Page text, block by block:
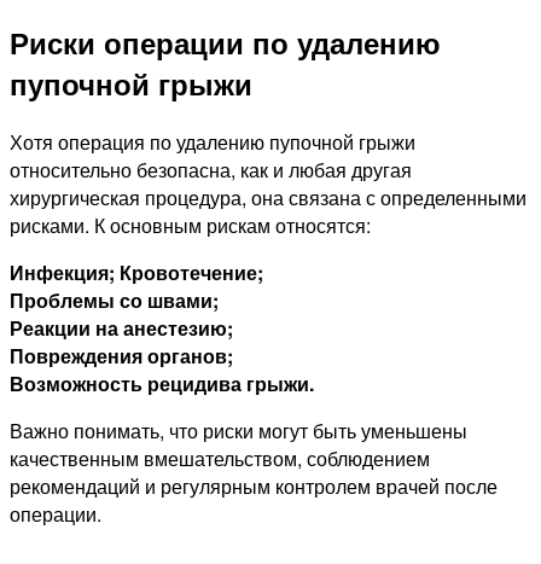
Риски операции по удалению
пупочной грыжи
Хотя операция по удалению пупочной грыжи
относительно безопасна, как и любая другая
хирургическая процедура, она связана с определенными
рисками. К основным рискам относятся:
Инфекция; Кровотечение;
Проблемы со швами;
Реакции на анестезию;
Повреждения органов;
Возможность рецидива грыжи.
Важно понимать, что риски могут быть уменьшены
качественным вмешательством, соблюдением
рекомендаций и регулярным контролем врачей после
операции.